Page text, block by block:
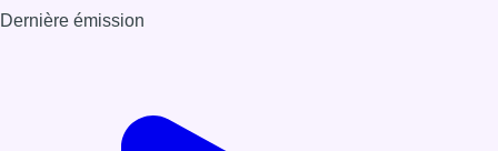
Dernière émission